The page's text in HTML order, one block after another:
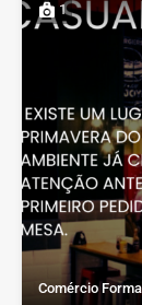
1
Comércio